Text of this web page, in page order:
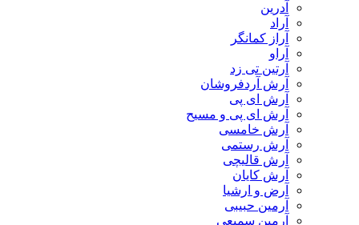
آراز کمانگر
آرتین تی زد
آرش آردفروشان
آرش ای پی
آرش ای پی و مسیح
آرش خامسی
آرش رستمی
آرش قالیچی
آرش کایان
​آرض و ارشیا
آرمین حبیبی
آرمین سمیعی